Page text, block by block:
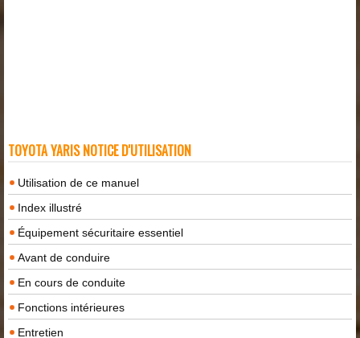
TOYOTA YARIS NOTICE D'UTILISATION
Utilisation de ce manuel
Index illustré
Équipement sécuritaire essentiel
Avant de conduire
En cours de conduite
Fonctions intérieures
Entretien